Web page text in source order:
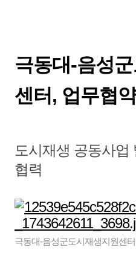
극동대-음성
센터, 업무협
도시재생 공동사업
협력
극동대-음성군도시재생지원센